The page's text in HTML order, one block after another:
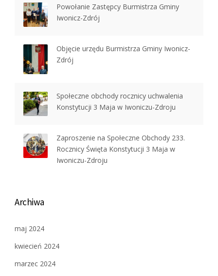
Powołanie Zastępcy Burmistrza Gminy
Iwonicz-Zdrój
Objęcie urzędu Burmistrza Gminy Iwonicz-
Zdrój
Społeczne obchody rocznicy uchwalenia
Konstytucji 3 Maja w Iwoniczu-Zdroju
Zaproszenie na Społeczne Obchody 233.
Rocznicy Święta Konstytucji 3 Maja w
Iwoniczu-Zdroju
Archiwa
maj 2024
kwiecień 2024
marzec 2024